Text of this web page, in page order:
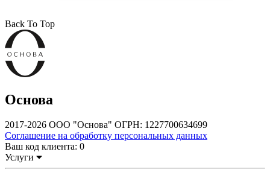
Back To Top
Основа
2017-2026 ООО "Основа" ОГРН: 1227700634699
Соглашение на обработку персональных данных
Ваш код клиента: 0
Услуги